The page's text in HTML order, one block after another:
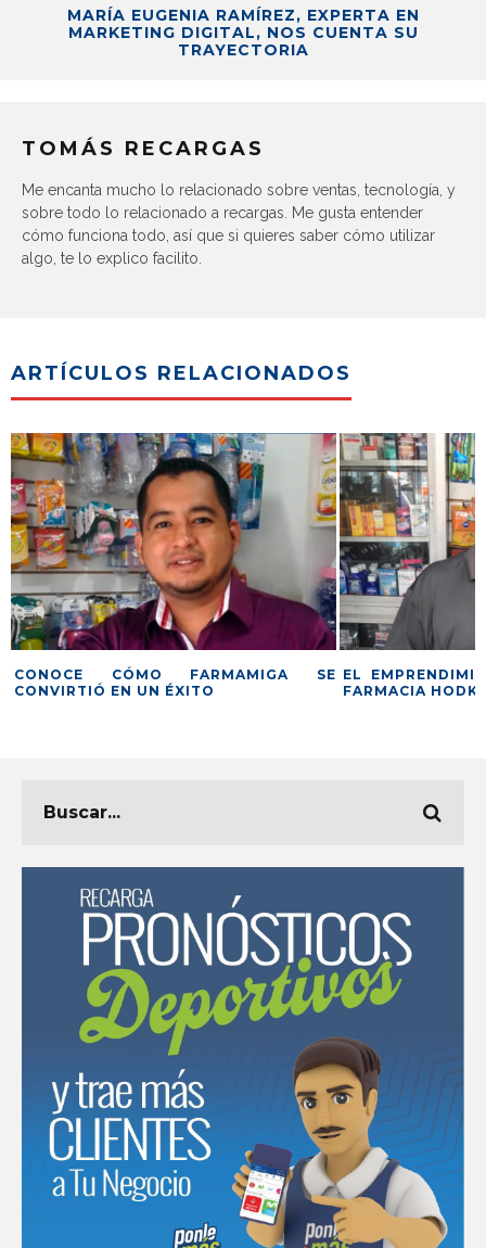
MARÍA EUGENIA RAMÍREZ, EXPERTA EN
MARKETING DIGITAL, NOS CUENTA SU
TRAYECTORIA
TOMÁS RECARGAS
Me encanta mucho lo relacionado sobre ventas, tecnología, y
sobre todo lo relacionado a recargas. Me gusta entender
cómo funciona todo, así que si quieres saber cómo utilizar
algo, te lo explico facilito.
ARTÍCULOS RELACIONADOS
CONOCE CÓMO FARMAMIGA SE
CONVIRTIÓ EN UN ÉXITO
EL
FARMACIA